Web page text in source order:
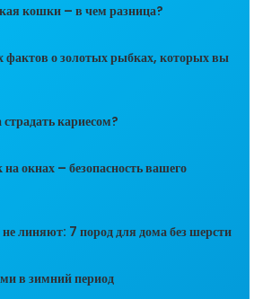
кошки – в чем разница?
фактов о золотых рыбках, которых вы
кариесом?
окнах – безопасность вашего
линяют: 7 пород для дома без шерсти
в зимний период